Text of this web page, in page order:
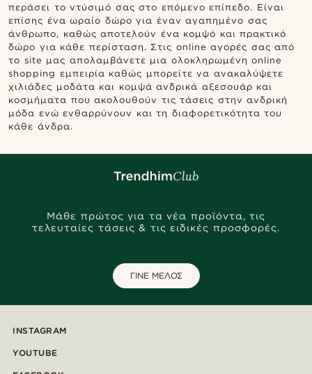
περάσει το ντύσιμό σας στο επόμενο επίπεδο. Είναι
επίσης ένα ωραίο δώρο για έναν αγαπημένο σας
άνθρωπο, καθώς αποτελούν ένα κομψό και πρακτικό
δώρο για κάθε περίσταση. Στις online αγορές σας από
το site μας απολαμβάνετε μια ολοκληρωμένη online
shopping εμπειρία καθώς μπορείτε να ανακαλύψετε
χιλιάδες μοδάτα και κομψά ανδρικά αξεσουάρ και
κοσμήματα που ακολουθούν τις τάσεις στην ανδρική
μόδα ενώ ενθαρρύνουν και τη διαφορετικότητα του
κάθε άνδρα.
Μάθε πρώτος για τα νέα προϊόντα, τις
τελευταίες τάσεις & τις ειδικές προσφορές.
ΓΙΝΕ ΜΕΛΟΣ
INSTAGRAM
YOUTUBE